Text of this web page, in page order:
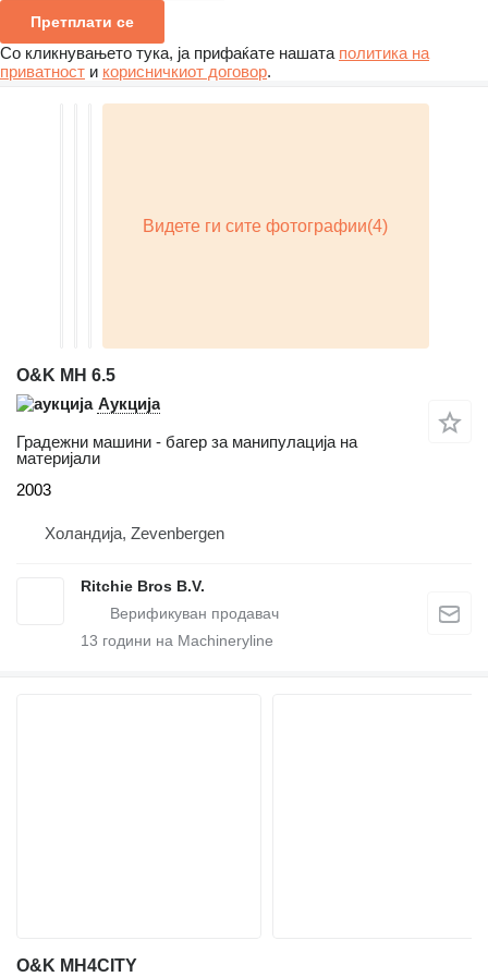
Претплати се
Со кликнувањето тука, ја прифаќате нашата политика на
приватност и корисничкиот договор.
O&K MH 6.5
Аукција
Градежни машини - багер за манипулација на
материјали
2003
Холандија, Zevenbergen
Ritchie Bros B.V.
13 години на Machineryline
O&K MH4CITY